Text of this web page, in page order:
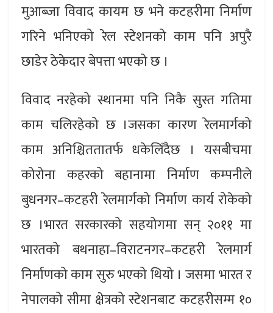
मुआब्जा विवाद कायम छ भने कटहरीमा निर्माण
गरिने भनिएको रेल स्टेशनको काम पनि अपुरै
छाडेर ठेकेदार बेपत्ता भएको छ ।
विवाद नरहेको स्थानमा पनि निकै सुस्त गतिमा
काम चलिरहेको छ ।जसका कारण रेलमार्गको
काम अनिश्चिततातर्फ धकेलिँदैछ । यसबीचमा
कोरोना कहरको बहानामा निर्माण कम्पनीले
बुधनगर–कटहरी रेलमार्गको निर्माण कार्य रोकेको
छ ।भारत सरकारको सहयोगमा सन् २०११ मा
भारतको बथनाहा–विराटनगर–कटहरी रेलमार्ग
निर्माणको काम सुरु भएको थियो । जसमा भारत र
नेपालको सीमा क्षेत्रको स्टेशनबाट कटहरीसम्म १०